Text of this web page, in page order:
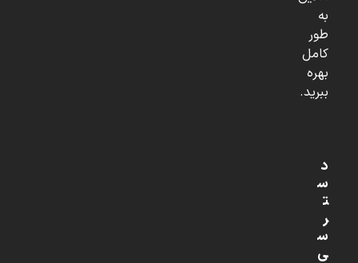
به
طور
کامل
بهره
ببرید.
د
س
ت
ر
س
ی